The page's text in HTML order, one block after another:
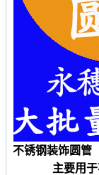
不锈钢装饰圆管
主要用